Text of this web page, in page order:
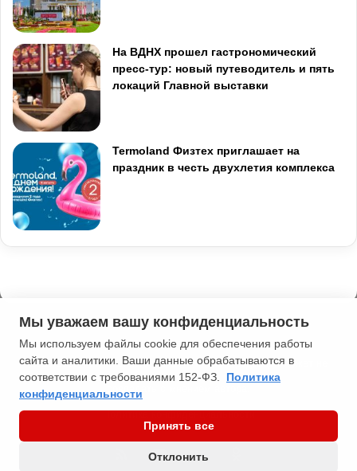
На ВДНХ прошел гастрономический
пресс-тур: новый путеводитель и пять
локаций Главной выставки
Termoland Физтех приглашает на
праздник в честь двухлетия комплекса
2013-2026 Типичная Москва. 16+. Мнение редакции может не
Политика конфиденциальности
RSS YouTubevk.com
Мы уважаем вашу конфиденциальность
Мы используем файлы cookie для обеспечения работы
сайта и аналитики. Ваши данные обрабатываются в
соответствии с требованиями 152-ФЗ.
Политика
конфиденциальности
Принять все
Отклонить